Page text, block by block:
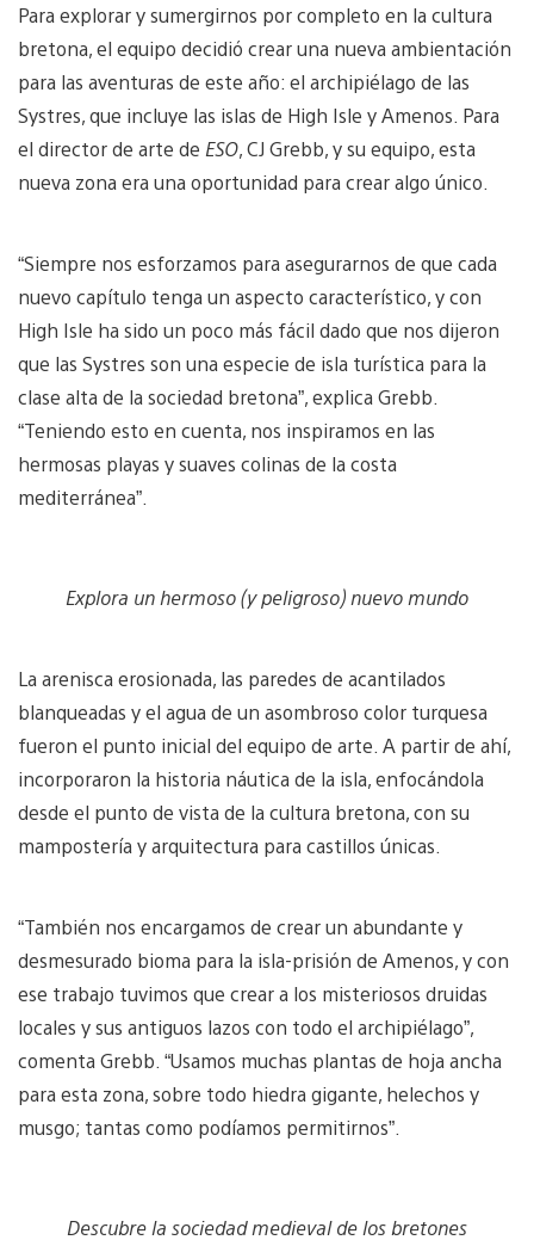
Para explorar y sumergirnos por completo en la cultura
bretona, el equipo decidió crear una nueva ambientación
para las aventuras de este año: el archipiélago de las
Systres, que incluye las islas de High Isle y Amenos. Para
el director de arte de ESO, CJ Grebb, y su equipo, esta
nueva zona era una oportunidad para crear algo único.
“Siempre nos esforzamos para asegurarnos de que cada
nuevo capítulo tenga un aspecto característico, y con
High Isle ha sido un poco más fácil dado que nos dijeron
que las Systres son una especie de isla turística para la
clase alta de la sociedad bretona”, explica Grebb.
“Teniendo esto en cuenta, nos inspiramos en las
hermosas playas y suaves colinas de la costa
mediterránea”.
Explora un hermoso (y peligroso) nuevo mundo
La arenisca erosionada, las paredes de acantilados
blanqueadas y el agua de un asombroso color turquesa
fueron el punto inicial del equipo de arte. A partir de ahí,
incorporaron la historia náutica de la isla, enfocándola
desde el punto de vista de la cultura bretona, con su
mampostería y arquitectura para castillos únicas.
“También nos encargamos de crear un abundante y
desmesurado bioma para la isla-prisión de Amenos, y con
ese trabajo tuvimos que crear a los misteriosos druidas
locales y sus antiguos lazos con todo el archipiélago”,
comenta Grebb. “Usamos muchas plantas de hoja ancha
para esta zona, sobre todo hiedra gigante, helechos y
musgo; tantas como podíamos permitirnos”.
Descubre la sociedad medieval de los bretones